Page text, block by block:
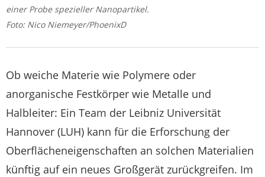
einer Probe spezieller Nanopartikel.
Foto: Nico Niemeyer/PhoenixD
Ob weiche Materie wie Polymere oder
anorganische Festkörper wie Metalle und
Halbleiter: Ein Team der Leibniz Universität
Hannover (LUH) kann für die Erforschung der
Oberflächeneigenschaften an solchen Materialien
künftig auf ein neues Großgerät zurückgreifen. Im